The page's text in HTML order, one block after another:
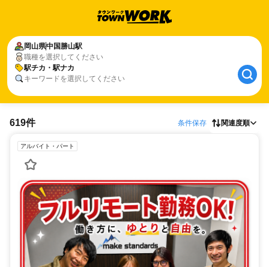
岡山県中国勝山駅
職種を選択してください
駅チカ・駅ナカ
キーワードを選択してください
619件 条件保存 関連度順
アルバイト・パート